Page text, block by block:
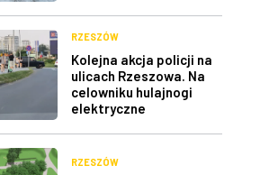
RZESZÓW
Kolejna akcja policji na
ulicach Rzeszowa. Na
celowniku hulajnogi
elektryczne
RZESZÓW